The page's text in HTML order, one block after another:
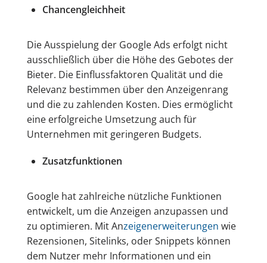
Chancengleichheit
Die Ausspielung der Google Ads erfolgt nicht
ausschließlich über die Höhe des Gebotes der
Bieter. Die Einflussfaktoren Qualität und die
Relevanz bestimmen über den Anzeigenrang
und die zu zahlenden Kosten. Dies ermöglicht
eine erfolgreiche Umsetzung auch für
Unternehmen mit geringeren Budgets.
Zusatzfunktionen
Google hat zahlreiche nützliche Funktionen
entwickelt, um die Anzeigen anzupassen und
zu optimieren. Mit Anzeigenerweiterungen wie
Rezensionen, Sitelinks, oder Snippets können
dem Nutzer mehr Informationen und ein